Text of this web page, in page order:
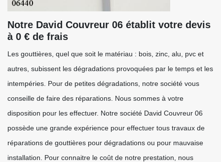
Notre David Couvreur 06 établit votre devis
à 0 € de frais
Les gouttières, quel que soit le matériau : bois, zinc, alu, pvc et
autres, subissent les dégradations provoquées par le temps et les
intempéries. Pour de petites dégradations, notre société vous
conseille de faire des réparations. Nous sommes à votre
disposition pour les effectuer. Notre société David Couvreur 06
possède une grande expérience pour effectuer tous travaux de
réparations de gouttières pour dégradations ou pour mauvaise
installation. Pour connaitre le coût de notre prestation, nous